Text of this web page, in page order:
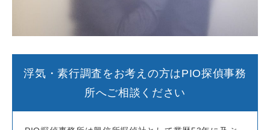
浮気・素行調査をお考えの方はPIO探偵事務
所へご相談ください